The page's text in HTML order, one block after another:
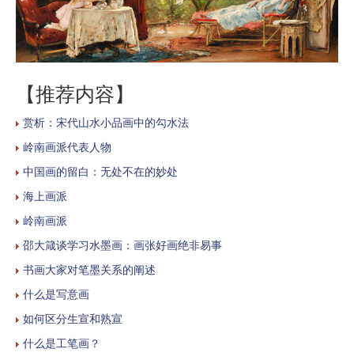
【推荐内容】
赏析：宋代山水小品画中的勾水法
岭南画派代表人物
中国画的留白：无处不在的妙处
海上画派
岭南画派
邵大箴谈学习水墨画：画张好画绝非易事
书画大家对笔墨关系的阐述
什么是写意画
如何区分生宣和熟宣
什么是工笔画？